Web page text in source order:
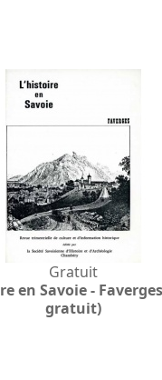
Gratuit
en Savoie -
gratuit)